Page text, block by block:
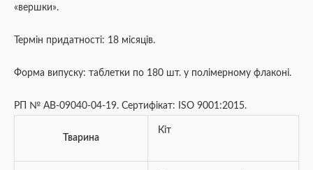
«вершки».
Термін придатності: 18 місяців.
Форма випуску: таблетки по 180 шт. у полімерному флаконі.
РП № АВ-09040-04-19. Сертифікат: ISO 9001:2015.
Тварина
Кіт